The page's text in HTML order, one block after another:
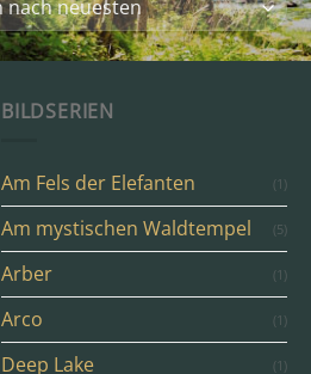
BILDSERIEN
Am Fels der Elefanten (1)
Am mystischen Waldtempel (5)
Arber (1)
Arco (1)
Deep Lake (1)